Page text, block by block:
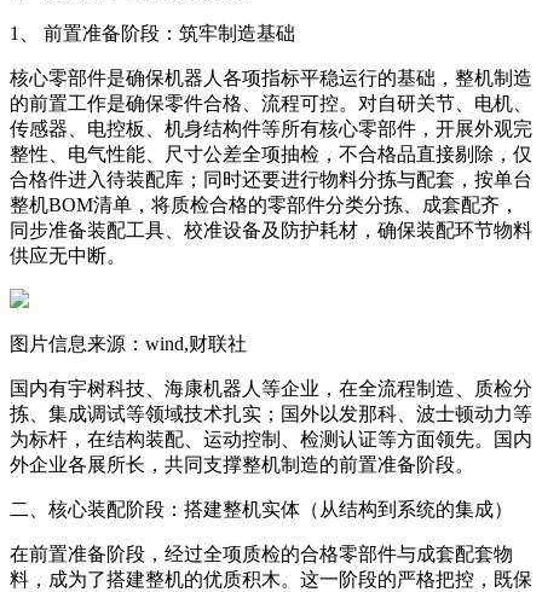
1、 前置准备阶段：筑牢制造基础
核心零部件是确保机器人各项指标平稳运行的基础，整机制造
的前置工作是确保零件合格、流程可控。对自研关节、电机、
传感器、电控板、机身结构件等所有核心零部件，开展外观完
整性、电气性能、尺寸公差全项抽检，不合格品直接剔除，仅
合格件进入待装配库；同时还要进行物料分拣与配套，按单台
整机BOM清单，将质检合格的零部件分类分拣、成套配齐，
同步准备装配工具、校准设备及防护耗材，确保装配环节物料
供应无中断。
图片信息来源：wind,财联社
国内有宇树科技、海康机器人等企业，在全流程制造、质检分
拣、集成调试等领域技术扎实；国外以发那科、波士顿动力等
为标杆，在结构装配、运动控制、检测认证等方面领先。国内
外企业各展所长，共同支撑整机制造的前置准备阶段。
二、核心装配阶段：搭建整机实体（从结构到系统的集成）
在前置准备阶段，经过全项质检的合格零部件与成套配套物
料，成为了搭建整机的优质积木。这一阶段的严格把控，既保